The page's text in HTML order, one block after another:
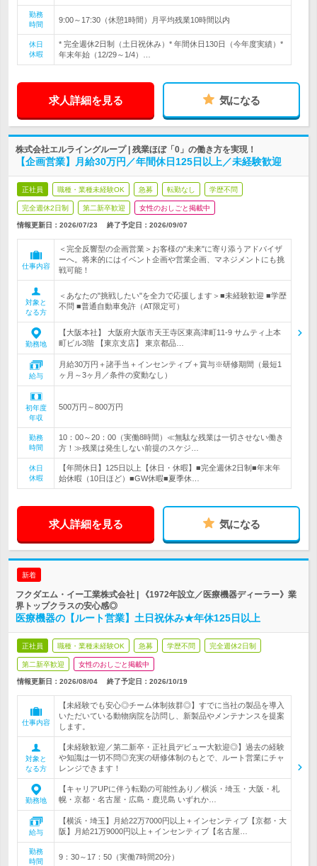
勤務
時間
9:00～17:30（休憩1時間）月平均残業10時間以内
休日
休暇
* 完全週休2日制（土日祝休み）* 年間休日130日（今年度実績）*
年末年始（12/29～1/4）…
求人詳細を見る 気になる
株式会社エルライングループ | 残業ほぼ「0」の働き方を実現！
【企画営業】月給30万円／年間休日125日以上／未経験歓迎
正社員 職種・業種未経験OK 急募 転勤なし 学歴不問
完全週休2日制 第二新卒歓迎 女性のおしごと掲載中
情報更新日：2026/07/23 終了予定日： 2026/09/07
仕事内容
＜完全反響型の企画営業＞お客様の"未来"に寄り添うアドバイザ
ーへ。将来的にはイベント企画や営業企画、マネジメントにも挑
戦可能！
対象と
なる方
＜あなたの"挑戦したい"を全力で応援します＞■未経験歓迎 ■学歴
不問 ■普通自動車免許（AT限定可）
勤務地
【大阪本社】 大阪府大阪市天王寺区東高津町11‐9 サムティ上本
町ビル3階 【東京支店】 東京都品…
給与
月給30万円＋諸手当＋インセンティブ＋賞与※研修期間（最短1
ヶ月～3ヶ月／条件の変動なし）
初年度
年収
500万円～800万円
勤務
時間
10：00～20：00（実働8時間）≪無駄な残業は一切させない働き
方！≫残業は発生しない前提のスケジ…
休日
休暇
【年間休日】125日以上【休日・休暇】■完全週休2日制■年末年
始休暇（10日ほど）■GW休暇■夏季休…
求人詳細を見る 気になる
新着
フクダエム・イー工業株式会社 | 《1972年設立／医療機器ディーラー》業
界トップクラスの安心感◎
医療機器の【ルート営業】土日祝休み★年休125日以上
正社員 職種・業種未経験OK 急募 学歴不問 完全週休2日制
第二新卒歓迎 女性のおしごと掲載中
情報更新日：2026/08/04 終了予定日： 2026/10/19
仕事内容
【未経験でも安心◎チーム体制抜群◎】すでに当社の製品を導入
いただいている動物病院を訪問し、新製品やメンテナンスを提案
します。
対象と
なる方
【未経験歓迎／第二新卒・正社員デビュー大歓迎◎】過去の経験
や知識は一切不問◎充実の研修体制のもとで、ルート営業にチャ
レンジできます！
勤務地
【キャリアUPに伴う転勤の可能性あり／横浜・埼玉・大阪・札
幌・京都・名古屋・広島・鹿児島 いずれか…
給与
【横浜・埼玉】月給22万7000円以上＋インセンティブ【京都・大
阪】月給21万9000円以上＋インセンティブ【名古屋…
勤務
時間
9：30～17：50（実働7時間20分）